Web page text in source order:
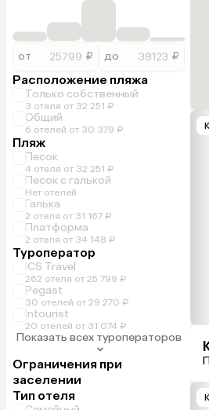
от ₽ до ₽
Расположение пляжа
Только собственный
3 отеля от 32 251 ₽
Общий
6 отелей от 30 379 ₽
Пляж
Песок
4 отеля от 32 251 ₽
Песок с галькой
Нет отелей
Галька
2 отеля от 31 167 ₽
Платформа
2 отеля от 34 148 ₽
Туроператор
ICS Travel
262 отеля от 25 799 ₽
Pegast
30 отелей от 29 270 ₽
Intourist
20 отелей от 31 074 ₽
Показать всех туроператоров
Ограничения при
заселении
Тип отеля